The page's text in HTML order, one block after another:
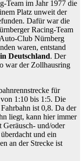
Team im Jahr 1977 die
Platz unweit der
Dafür war die
Racing-Team
Club Nürnberg
waren, entstand
Deutschland. Der
war der Zollhausring
für
1:10 bis 1:5. Die
ist 0,8. Da der
liegt, kann hier immer
Geräusch- und/oder
und ein
an der Strecke ist